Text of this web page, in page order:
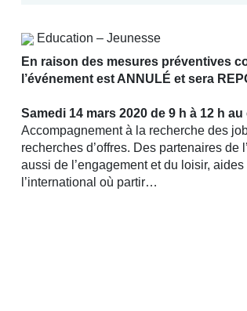
Education – Jeunesse
En raison des mesures préventives
l’événement est ANNULÉ et sera
Samedi 14 mars 2020 de 9 h à 12 h
Accompagnement à la recherche des
recherches d’offres. Des partenaires de
aussi de l’engagement et du loisir,
l’international où partir…